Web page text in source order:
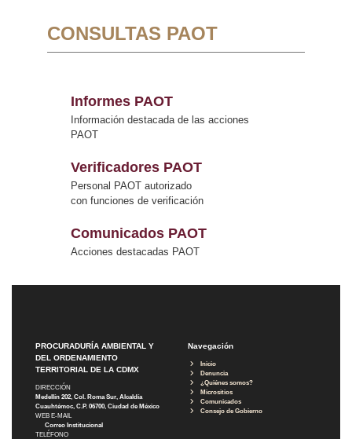
CONSULTAS PAOT
Informes PAOT
Información destacada de las acciones
PAOT
Verificadores PAOT
Personal PAOT autorizado
con funciones de verificación
Comunicados PAOT
Acciones destacadas PAOT
PROCURADURÍA AMBIENTAL Y
DEL ORDENAMIENTO
TERRITORIAL DE LA CDMX
DIRECCIÓN
Medellín 202, Col. Roma Sur, Alcaldía
Cuauhtémoc, C.P. 06700, Ciudad de México
WEB E-MAIL
Correo Institucional
TELÉFONO
Navegación
Inicio
Denuncia
¿Quiénes somos?
Micrositios
Comunicados
Consejo de Gobierno